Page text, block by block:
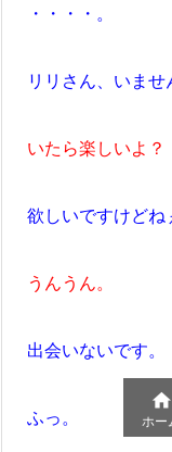
・・・・。
リリさん、いませ
いたら楽しいよ？
欲しいですけどね
うんうん。
出会いないです。
ふっ。

ホー